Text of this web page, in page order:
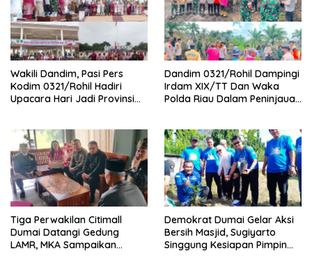
Wakili Dandim, Pasi Pers
Kodim 0321/Rohil Hadiri
Upacara Hari Jadi Provinsi
Dandim 0321/Rohil Dampingi
Irdam XIX/TT Dan Waka
Polda Riau Dalam Peninjauan
Tiga Perwakilan Citimall
Dumai Datangi Gedung
LAMR, MKA Sampaikan
Demokrat Dumai Gelar Aksi
Bersih Masjid, Sugiyarto
Singgung Kesiapan Pimpin